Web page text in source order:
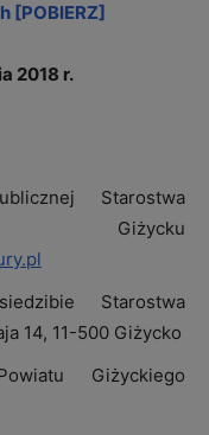
[POBIERZ]
2018 r.
Starostwa
Giżycku
Starostwa
14, 11-500 Giżycko
Giżyckiego